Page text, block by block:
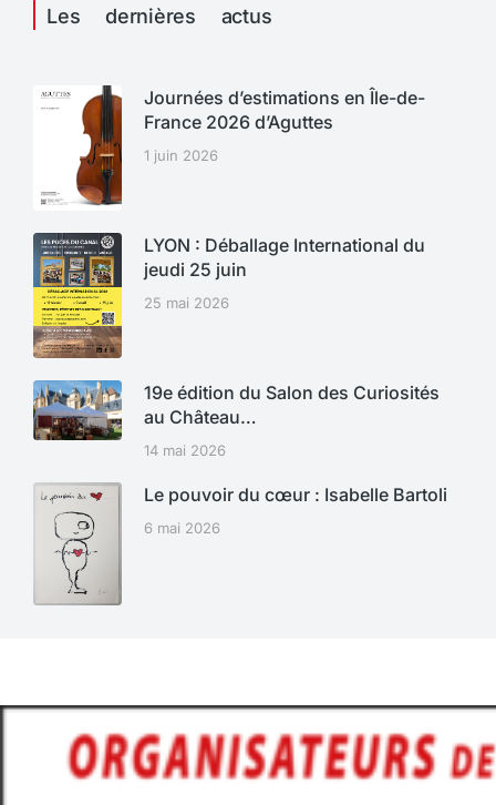
Les dernières actus
Journées d’estimations en Île-de-
France 2026 d’Aguttes
1 juin 2026
LYON : Déballage International du
jeudi 25 juin
25 mai 2026
19e édition du Salon des Curiosités
au Château…
14 mai 2026
Le pouvoir du cœur : Isabelle Bartoli
6 mai 2026